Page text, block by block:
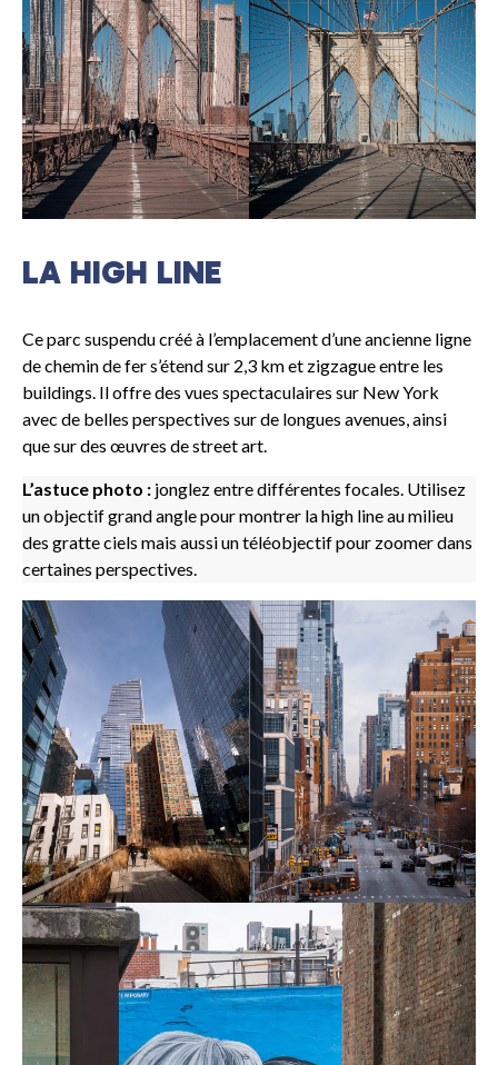
LA HIGH LINE
Ce parc suspendu créé à l’emplacement d’une ancienne ligne
de chemin de fer s’étend sur 2,3 km et zigzague entre les
buildings. Il offre des vues spectaculaires sur New York
avec de belles perspectives sur de longues avenues, ainsi
que sur des œuvres de street art.
L’astuce photo : jonglez entre différentes focales. Utilisez
un objectif grand angle pour montrer la high line au milieu
des gratte ciels mais aussi un téléobjectif pour zoomer dans
certaines perspectives.